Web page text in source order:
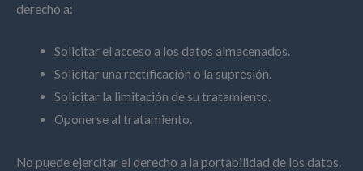
derecho a:
Solicitar el acceso a los datos almacenados.
Solicitar una rectificación o la supresión.
Solicitar la limitación de su tratamiento.
Oponerse al tratamiento.
No puede ejercitar el derecho a la portabilidad de los datos.